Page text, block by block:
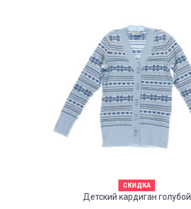
СКИДКА
Детский кардиган голубой